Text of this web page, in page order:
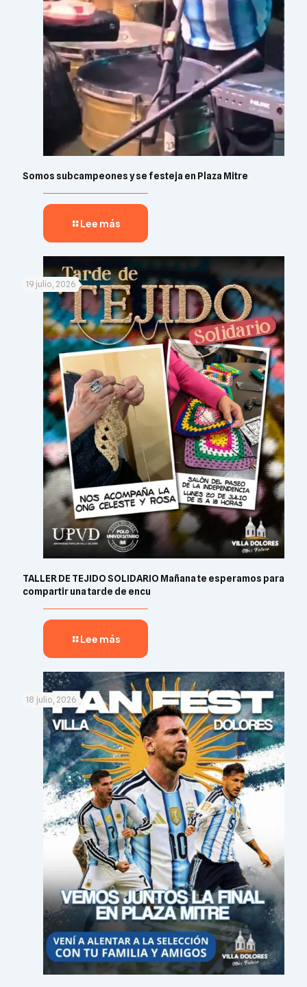
Somos subcampeones y se festeja en Plaza Mitre
Lee más
19 julio, 2026
TALLER DE TEJIDO SOLIDARIO Mañana te esperamos para
compartir una tarde de encu
Lee más
18 julio, 2026